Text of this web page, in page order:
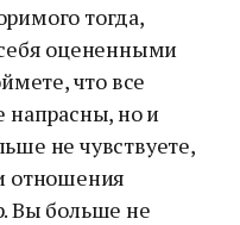
тогда,
оцененными
что все
напрасны, но и
не чувствуете,
отношения
Вы больше не